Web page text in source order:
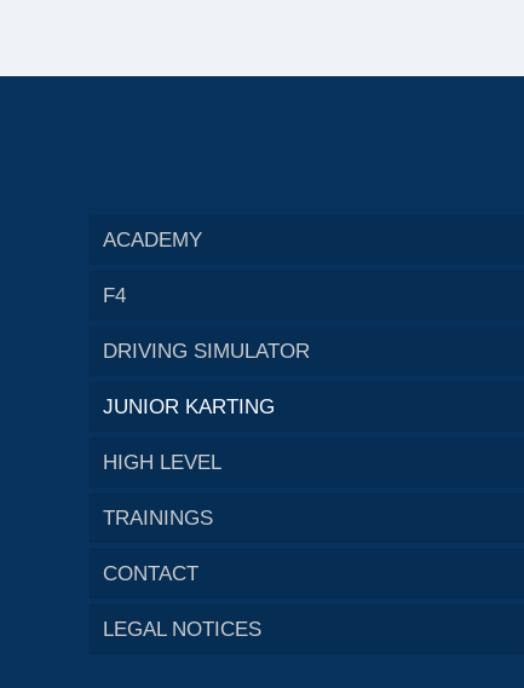
ACADEMY
F4
DRIVING SIMULATOR
JUNIOR KARTING
HIGH LEVEL
TRAININGS
CONTACT
LEGAL NOTICES